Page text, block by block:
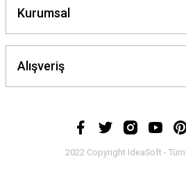
Kurumsal
Alışveriş
2022 Copyright IdeaSoft - Tüm